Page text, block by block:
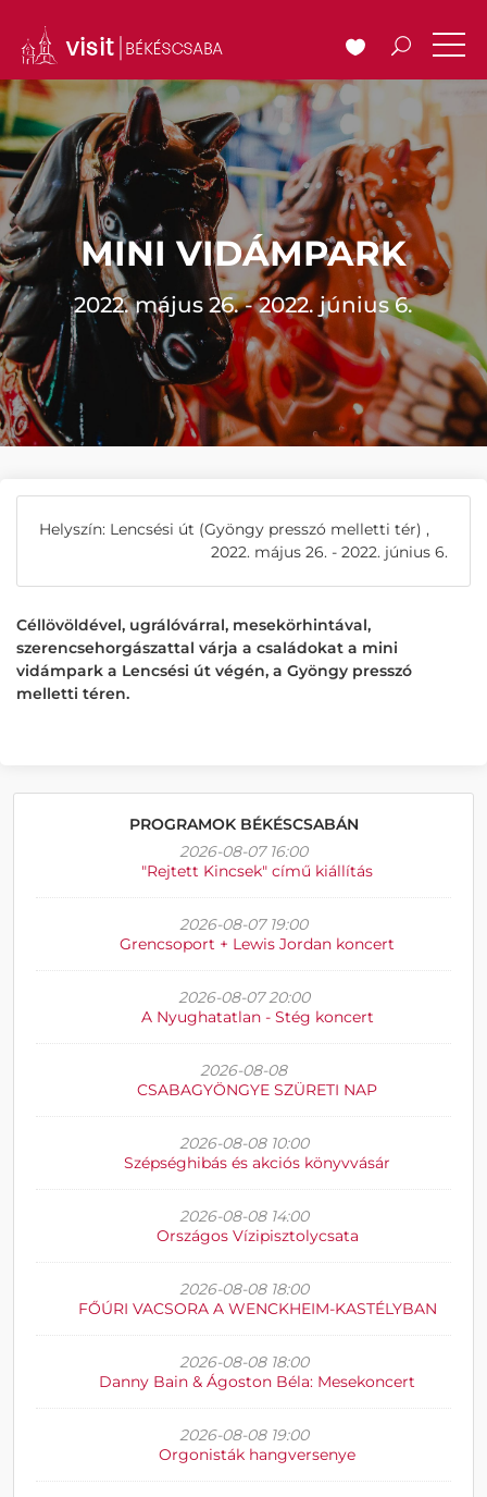
MINI VIDÁMPARK
2022. május 26. - 2022. június 6.
Helyszín: Lencsési út (Gyöngy presszó melletti tér) ,
2022. május 26. - 2022. június 6.
Céllövöldével, ugrálóvárral, mesekörhintával,
szerencsehorgászattal várja a családokat a mini
vidámpark a Lencsési út végén, a Gyöngy presszó
melletti téren.
PROGRAMOK BÉKÉSCSABÁN
2026-08-07 16:00
"Rejtett Kincsek" című kiállítás
2026-08-07 19:00
Grencsoport + Lewis Jordan koncert
2026-08-07 20:00
A Nyughatatlan - Stég koncert
2026-08-08
CSABAGYÖNGYE SZÜRETI NAP
2026-08-08 10:00
Szépséghibás és akciós könyvvásár
2026-08-08 14:00
Országos Vízipisztolycsata
2026-08-08 18:00
FŐÚRI VACSORA A WENCKHEIM-KASTÉLYBAN
2026-08-08 18:00
Danny Bain & Ágoston Béla: Mesekoncert
2026-08-08 19:00
Orgonisták hangversenye